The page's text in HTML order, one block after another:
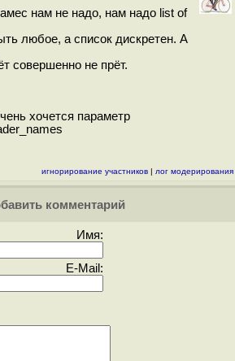
нам не надо, нам надо list of
любое, а список дискретен. А
совершенно не прёт.
хочется параметр
игнорирование участников | лог модерирования
комментарий
Имя:
E-Mail: